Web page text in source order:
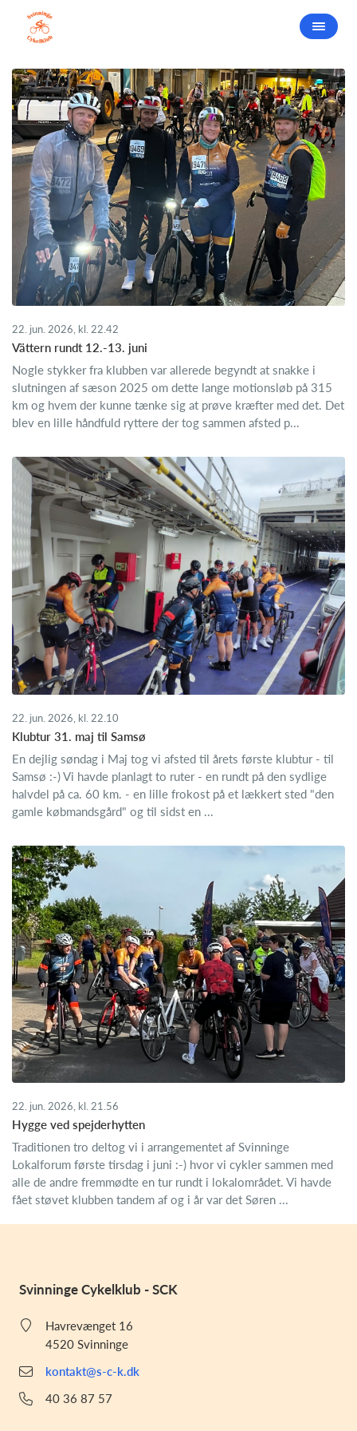
22. jun. 2026, kl. 22.42
Vättern rundt 12.-13. juni
Nogle stykker fra klubben var allerede begyndt at snakke i
slutningen af sæson 2025 om dette lange motionsløb på 315
km og hvem der kunne tænke sig at prøve kræfter med det. Det
blev en lille håndfuld ryttere der tog sammen afsted p...
22. jun. 2026, kl. 22.10
Klubtur 31. maj til Samsø
En dejlig søndag i Maj tog vi afsted til årets første klubtur - til
Samsø :-) Vi havde planlagt to ruter - en rundt på den sydlige
halvdel på ca. 60 km. - en lille frokost på et lækkert sted "den
gamle købmandsgård" og til sidst en ...
22. jun. 2026, kl. 21.56
Hygge ved spejderhytten
Traditionen tro deltog vi i arrangementet af Svinninge
Lokalforum første tirsdag i juni :-) hvor vi cykler sammen med
alle de andre fremmødte en tur rundt i lokalområdet. Vi havde
fået støvet klubben tandem af og i år var det Søren ...
Svinninge Cykelklub - SCK
Havrevænget 16
4520 Svinninge
kontakt@s-c-k.dk
40 36 87 57